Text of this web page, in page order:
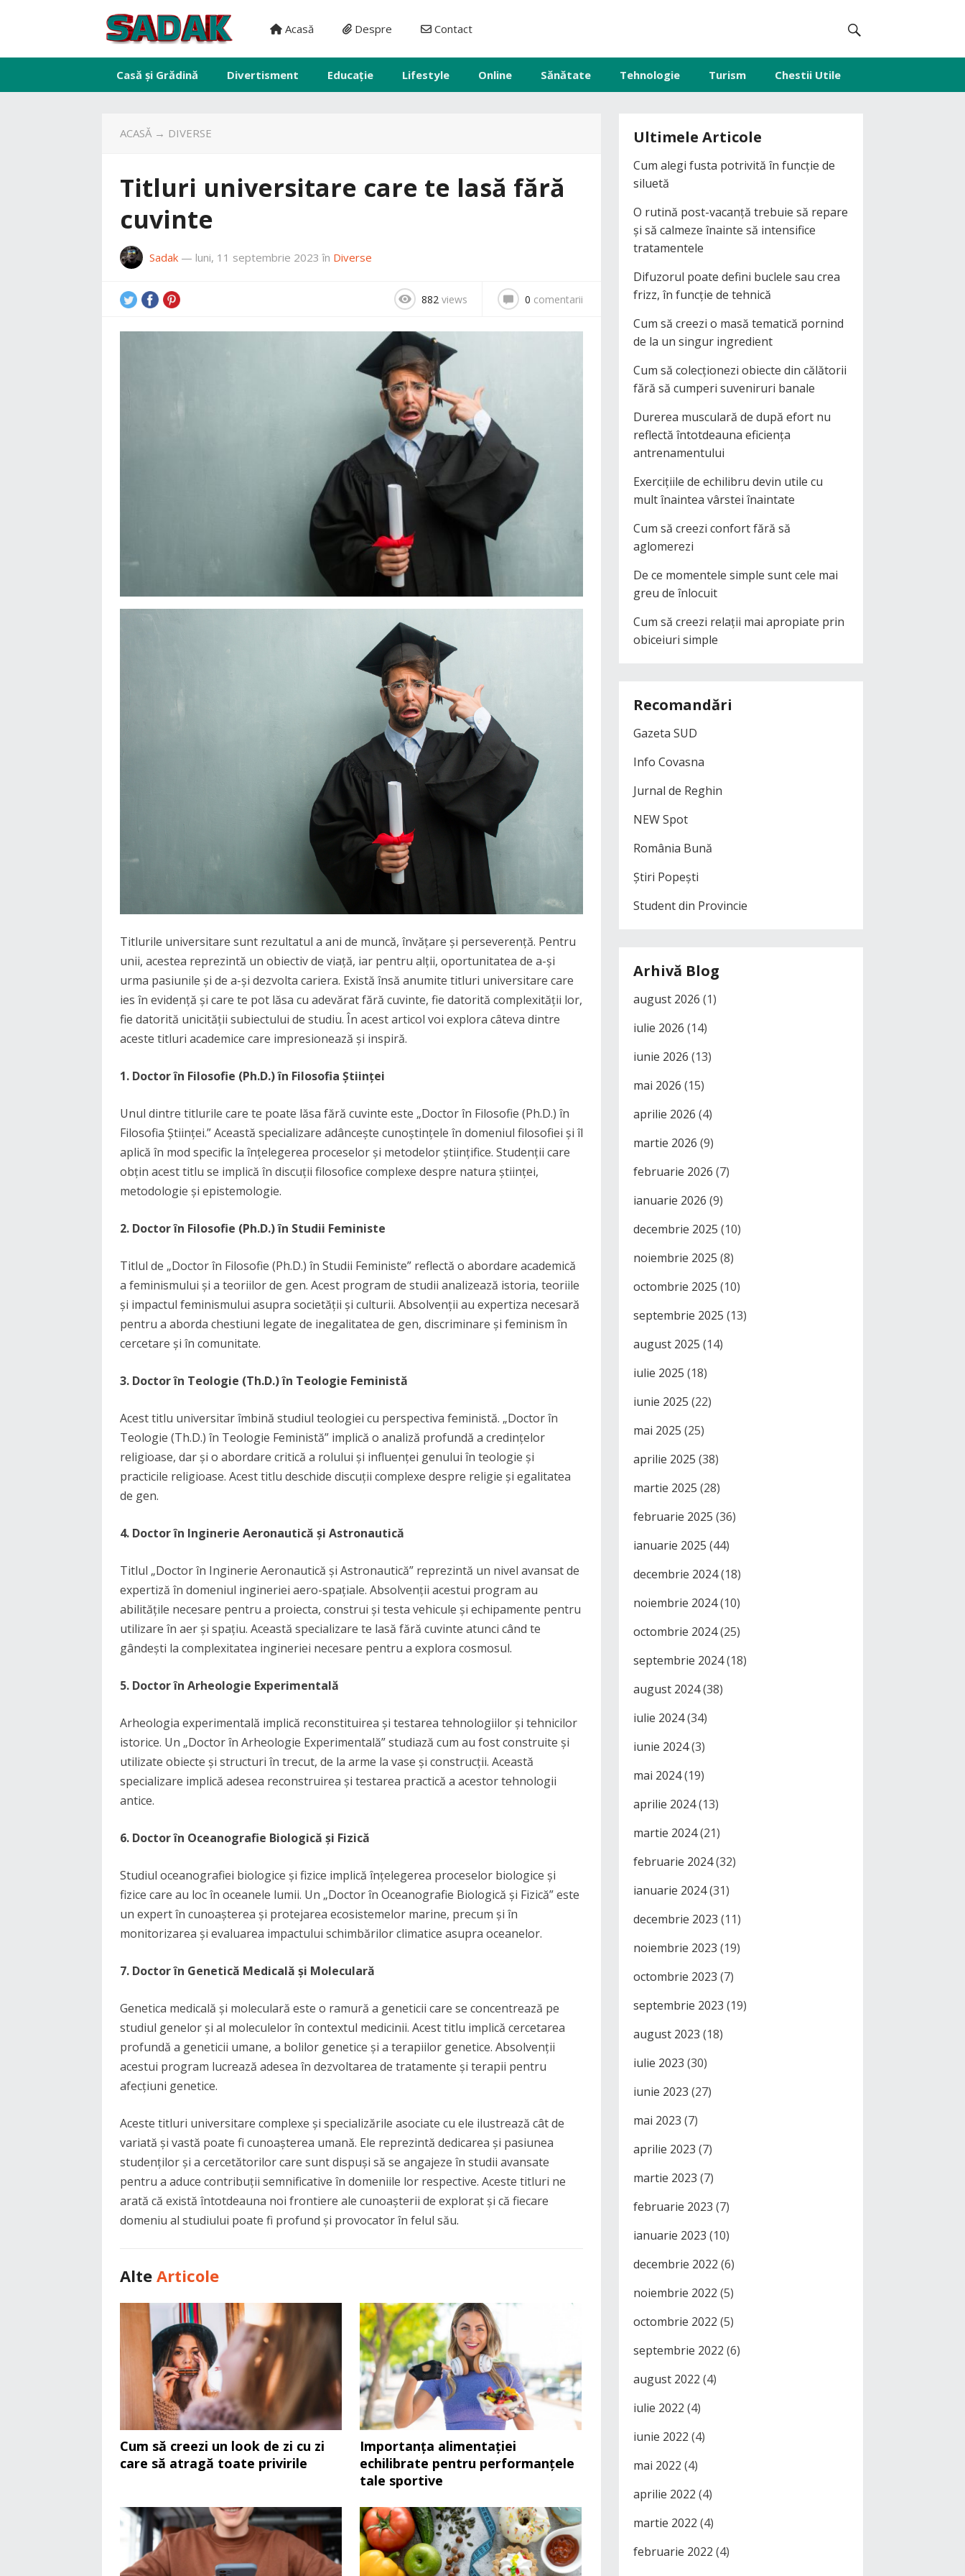
Acasă Despre Contact
Casă și Grădină Divertisment Educație Lifestyle Online Sănătate Tehnologie Turism Chestii Utile
ACASĂ→ DIVERSE
Titluri universitare care te lasă fără
cuvinte
Sadak — luni, 11 septembrie 2023 în Diverse
882 views 0 comentarii
Titlurile universitare sunt rezultatul a ani de muncă, învățare și perseverență. Pentru
unii, acestea reprezintă un obiectiv de viață, iar pentru alții, oportunitatea de a-și
urma pasiunile și de a-și dezvolta cariera. Există însă anumite titluri universitare care
ies în evidență și care te pot lăsa cu adevărat fără cuvinte, fie datorită complexității lor,
fie datorită unicității subiectului de studiu. În acest articol voi explora câteva dintre
aceste titluri academice care impresionează și inspiră.
1. Doctor în Filosofie (Ph.D.) în Filosofia Științei
Unul dintre titlurile care te poate lăsa fără cuvinte este „Doctor în Filosofie (Ph.D.) în
Filosofia Științei.” Această specializare adâncește cunoștințele în domeniul filosofiei și îl
aplică în mod specific la înțelegerea proceselor și metodelor științifice. Studenții care
obțin acest titlu se implică în discuții filosofice complexe despre natura științei,
metodologie și epistemologie.
2. Doctor în Filosofie (Ph.D.) în Studii Feministe
Titlul de „Doctor în Filosofie (Ph.D.) în Studii Feministe” reflectă o abordare academică
a feminismului și a teoriilor de gen. Acest program de studii analizează istoria, teoriile
și impactul feminismului asupra societății și culturii. Absolvenții au expertiza necesară
pentru a aborda chestiuni legate de inegalitatea de gen, discriminare și feminism în
cercetare și în comunitate.
3. Doctor în Teologie (Th.D.) în Teologie Feministă
Acest titlu universitar îmbină studiul teologiei cu perspectiva feministă. „Doctor în
Teologie (Th.D.) în Teologie Feministă” implică o analiză profundă a credințelor
religioase, dar și o abordare critică a rolului și influenței genului în teologie și
practicile religioase. Acest titlu deschide discuții complexe despre religie și egalitatea
de gen.
4. Doctor în Inginerie Aeronautică și Astronautică
Titlul „Doctor în Inginerie Aeronautică și Astronautică” reprezintă un nivel avansat de
expertiză în domeniul ingineriei aero-spațiale. Absolvenții acestui program au
abilitățile necesare pentru a proiecta, construi și testa vehicule și echipamente pentru
utilizare în aer și spațiu. Această specializare te lasă fără cuvinte atunci când te
gândești la complexitatea ingineriei necesare pentru a explora cosmosul.
5. Doctor în Arheologie Experimentală
Arheologia experimentală implică reconstituirea și testarea tehnologiilor și tehnicilor
istorice. Un „Doctor în Arheologie Experimentală” studiază cum au fost construite și
utilizate obiecte și structuri în trecut, de la arme la vase și construcții. Această
specializare implică adesea reconstruirea și testarea practică a acestor tehnologii
antice.
6. Doctor în Oceanografie Biologică și Fizică
Studiul oceanografiei biologice și fizice implică înțelegerea proceselor biologice și
fizice care au loc în oceanele lumii. Un „Doctor în Oceanografie Biologică și Fizică” este
un expert în cunoașterea și protejarea ecosistemelor marine, precum și în
monitorizarea și evaluarea impactului schimbărilor climatice asupra oceanelor.
7. Doctor în Genetică Medicală și Moleculară
Genetica medicală și moleculară este o ramură a geneticii care se concentrează pe
studiul genelor și al moleculelor în contextul medicinii. Acest titlu implică cercetarea
profundă a geneticii umane, a bolilor genetice și a terapiilor genetice. Absolvenții
acestui program lucrează adesea în dezvoltarea de tratamente și terapii pentru
afecțiuni genetice.
Aceste titluri universitare complexe și specializările asociate cu ele ilustrează cât de
variată și vastă poate fi cunoașterea umană. Ele reprezintă dedicarea și pasiunea
studenților și a cercetătorilor care sunt dispuși să se angajeze în studii avansate
pentru a aduce contribuții semnificative în domeniile lor respective. Aceste titluri ne
arată că există întotdeauna noi frontiere ale cunoașterii de explorat și că fiecare
domeniu al studiului poate fi profund și provocator în felul său.
Alte Articole
Cum să creezi un look de zi cu zi
care să atragă toate privirile
Importanța alimentației
echilibrate pentru performanțele
tale sportive
Ultimele Articole
Cum alegi fusta potrivită în funcție de
siluetă
O rutină post-vacanță trebuie să repare
și să calmeze înainte să intensifice
tratamentele
Difuzorul poate defini buclele sau crea
frizz, în funcție de tehnică
Cum să creezi o masă tematică pornind
de la un singur ingredient
Cum să colecționezi obiecte din călătorii
fără să cumperi suveniruri banale
Durerea musculară de după efort nu
reflectă întotdeauna eficiența
antrenamentului
Exercițiile de echilibru devin utile cu
mult înaintea vârstei înaintate
Cum să creezi confort fără să
aglomerezi
De ce momentele simple sunt cele mai
greu de înlocuit
Cum să creezi relații mai apropiate prin
obiceiuri simple
Recomandări
Gazeta SUD
Info Covasna
Jurnal de Reghin
NEW Spot
România Bună
Știri Popești
Student din Provincie
Arhivă Blog
august 2026 (1)
iulie 2026 (14)
iunie 2026 (13)
mai 2026 (15)
aprilie 2026 (4)
martie 2026 (9)
februarie 2026 (7)
ianuarie 2026 (9)
decembrie 2025 (10)
noiembrie 2025 (8)
octombrie 2025 (10)
septembrie 2025 (13)
august 2025 (14)
iulie 2025 (18)
iunie 2025 (22)
mai 2025 (25)
aprilie 2025 (38)
martie 2025 (28)
februarie 2025 (36)
ianuarie 2025 (44)
decembrie 2024(18)
noiembrie 2024(10)
octombrie 2024(25)
septembrie 2024(18)
august 2024(38)
iulie 2024(34)
iunie 2024(3)
mai 2024(19)
aprilie 2024(13)
martie 2024(21)
februarie 2024(32)
ianuarie 2024(31)
decembrie 2023 (11)
noiembrie 2023 (19)
octombrie 2023 (7)
septembrie 2023 (19)
august 2023 (18)
iulie 2023 (30)
iunie 2023 (27)
mai 2023 (7)
aprilie 2023 (7)
martie 2023 (7)
februarie 2023 (7)
ianuarie 2023 (10)
decembrie 2022 (6)
noiembrie 2022 (5)
octombrie 2022 (5)
septembrie 2022 (6)
august 2022 (4)
iulie 2022 (4)
iunie 2022 (4)
mai 2022 (4)
aprilie 2022 (4)
martie 2022 (4)
februarie 2022 (4)